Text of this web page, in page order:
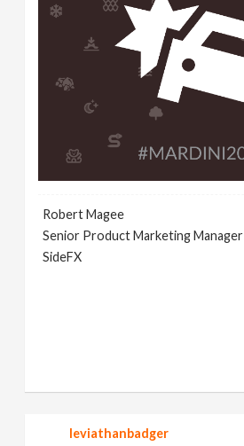
Robert Magee
Senior Product Marketing Manager
SideFX
leviathanbadger